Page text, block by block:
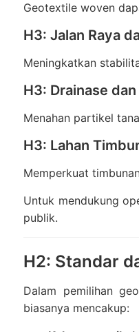
Geotextile woven
H3: Jalan Raya
Meningkatkan
H3: Drainase
Menahan partikel
H3: Lahan
Memperkuat
Untuk mendukung
publik.
H2: Standar
Dalam pemilihan
biasanya mencakup: